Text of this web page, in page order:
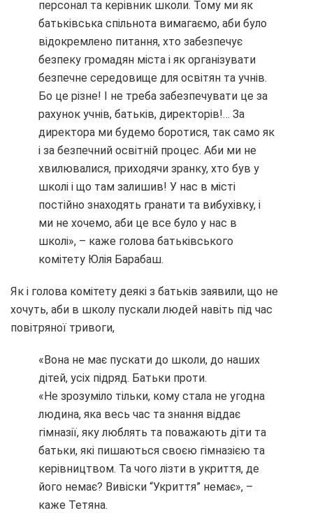
персонал та керівник школи. Тому ми як
батьківська спільнота вимагаємо, аби було
відокремлено питання, хто забезпечує
безпеку громадян міста і як організувати
безпечне середовище для освітян та учнів.
Бо це різне! І не треба забезпечувати це за
рахунок учнів, батьків, директорів!… За
директора ми будемо боротися, так само як
і за безпечний освітній процес. Аби ми не
хвилювалися, приходячи зранку, хто був у
школі і що там залишив! У нас в місті
постійно знаходять гранати та вибухівку, і
ми не хочемо, аби це все було у нас в
школі», – каже голова батьківського
комітету Юлія Барабаш.
Як і голова комітету деякі з батьків заявили, що не
хочуть, аби в школу пускали людей навіть під час
повітряної тривоги,
«Вона не має пускати до школи, до наших
дітей, усіх підряд. Батьки проти.
«Не зрозуміло тільки, кому стала не угодна
людина, яка весь час та знання віддає
гімназії, яку люблять та поважають діти та
батьки, які пишаються своєю гімназією та
керівництвом. Та чого лізти в укриття, де
його немає? Вивіски “Укриття” немає», –
каже Тетяна.